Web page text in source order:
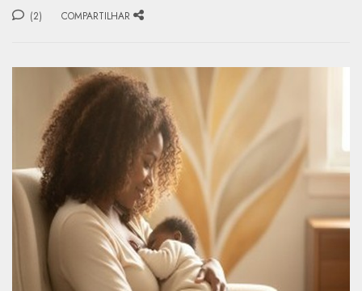
(2) COMPARTILHAR